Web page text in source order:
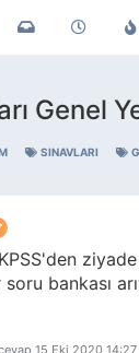
Genel
SINAVLARI
ziyade
bankası
15 Eki 2020 14:27